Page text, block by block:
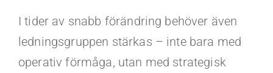
I tider av snabb förändring behöver även
ledningsgruppen stärkas – inte bara med
operativ förmåga, utan med strategisk